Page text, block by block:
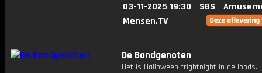
03-11-2025 19:30 SBS
Mensen.TV
De Bondgenoten
Het is Halloween frightnight in de loods.